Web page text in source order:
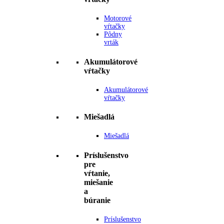
Motorové
vŕtačky
Pôdny
vrták
Akumulátorové
vŕtačky
Akumulátorové
vŕtačky
Miešadlá
Miešadlá
Príslušenstvo
pre
vŕtanie,
miešanie
a
búranie
Príslušenstvo